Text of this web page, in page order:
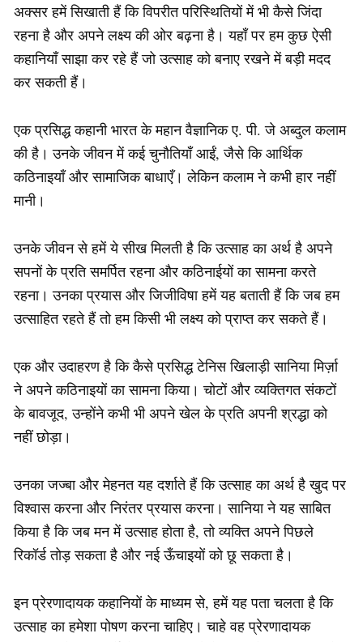
अक्सर हमें सिखाती हैं कि विपरीत परिस्थितियों में भी कैसे जिंदा
रहना है और अपने लक्ष्य की ओर बढ़ना है। यहाँ पर हम कुछ ऐसी
कहानियाँ साझा कर रहे हैं जो उत्साह को बनाए रखने में बड़ी मदद
कर सकती हैं।
एक प्रसिद्ध कहानी भारत के महान वैज्ञानिक ए. पी. जे अब्दुल कलाम
की है। उनके जीवन में कई चुनौतियाँ आईं, जैसे कि आर्थिक
कठिनाइयाँ और सामाजिक बाधाएँ। लेकिन कलाम ने कभी हार नहीं
मानी।
उनके जीवन से हमें ये सीख मिलती है कि उत्साह का अर्थ है अपने
सपनों के प्रति समर्पित रहना और कठिनाईयों का सामना करते
रहना। उनका प्रयास और जिजीविषा हमें यह बताती हैं कि जब हम
उत्साहित रहते हैं तो हम किसी भी लक्ष्य को प्राप्त कर सकते हैं।
एक और उदाहरण है कि कैसे प्रसिद्ध टेनिस खिलाड़ी सानिया मिर्ज़ा
ने अपने कठिनाइयों का सामना किया। चोटों और व्यक्तिगत संकटों
के बावजूद, उन्होंने कभी भी अपने खेल के प्रति अपनी श्रद्धा को
नहीं छोड़ा।
उनका जज्बा और मेहनत यह दर्शाते हैं कि उत्साह का अर्थ है खुद पर
विश्वास करना और निरंतर प्रयास करना। सानिया ने यह साबित
किया है कि जब मन में उत्साह होता है, तो व्यक्ति अपने पिछले
रिकॉर्ड तोड़ सकता है और नई ऊँचाइयों को छू सकता है।
इन प्रेरणादायक कहानियों के माध्यम से, हमें यह पता चलता है कि
उत्साह का हमेशा पोषण करना चाहिए। चाहे वह प्रेरणादायक